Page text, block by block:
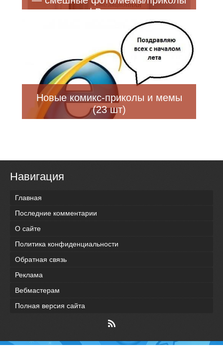
| Bugaga
Новые комикс-приколы и мемы
(23 шт)
Навигация
Главная
Последние комментарии
О сайте
Политика конфиденциальности
Обратная связь
Реклама
Вебмастерам
Полная версия сайта